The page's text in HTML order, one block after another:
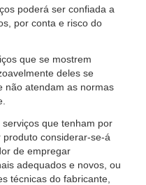
poderá ser confiada a
por conta e risco do
que se mostrem
deles se
não atendam as normas
que tenham por
considerar-se-á
de empregar
adequados e novos, ou
técnicas do fabricante,